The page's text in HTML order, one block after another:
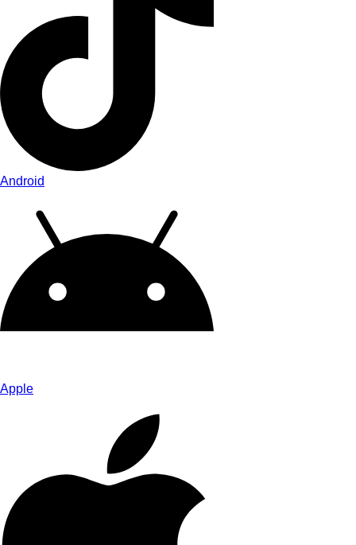
Android
Apple